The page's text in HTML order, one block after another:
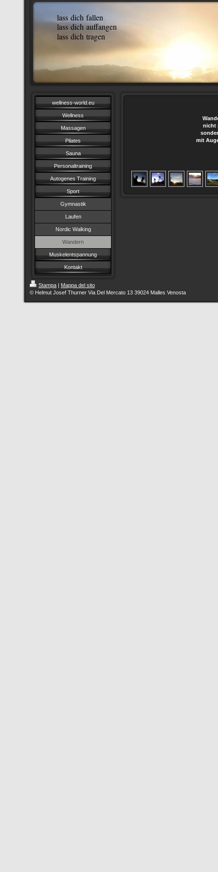
lass dich fallen
lass dich auffangen
lass dich tragen
wellness-world.eu
Wellness
Massagen
Pilates
Sauna
Personaltraining
Autogenes Training
Sport
Gymnastik
Laufen
Nordic Walking
Wandern
Muskelentspannung
Kontakt
nicht
mit
Stampa | Mappa del sito
© Helmut Josef Thurner Via Del Mercato 13 39024 Malles Venosta